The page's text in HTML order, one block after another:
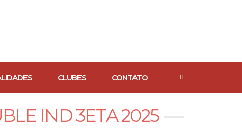
CLUBES CONTATO
IND 3ETA 2025